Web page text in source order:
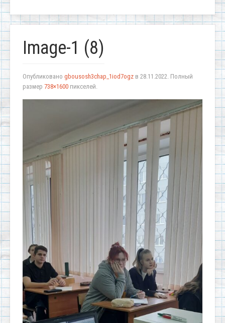
Image-1 (8)
Опубликовано gbousosh3chap_1iod7ogz в 28.11.2022. Полный
размер 738×1600 пикселей.